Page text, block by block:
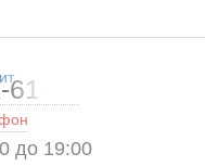
71
до 19:00